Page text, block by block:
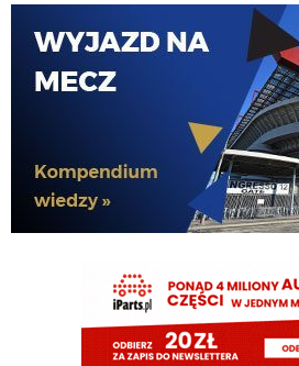
Lucumi ustalił z Juventusem 5-letni kontrakt
Nottingham oferuje mu 3,5 mln, ale
Bologna póki co odrzuciła ofertę w wysokości
dogadać na kwotę poniżej 25 mln. [Schira]
FENDI_SOSA 07.08.2026 16:14
https://open.spotify.com/track/
ty smigales niegdys na napadzie he
07.08.2026 16:12